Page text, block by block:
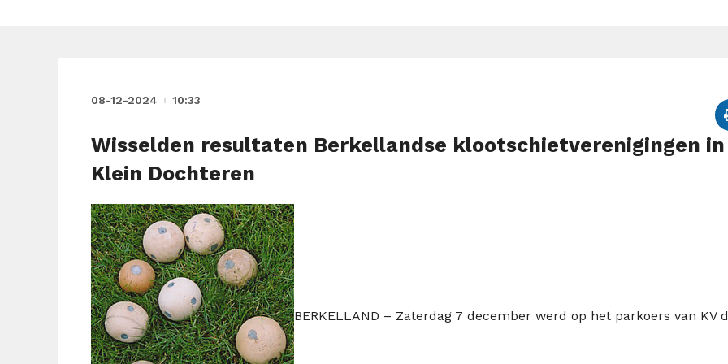
08-12-2024 10:33
Wisselden resultaten Berkellandse klootschietverenigingen in
Klein Dochteren
BERKELLAND – Zaterdag 7 december werd op het parkoers van KV